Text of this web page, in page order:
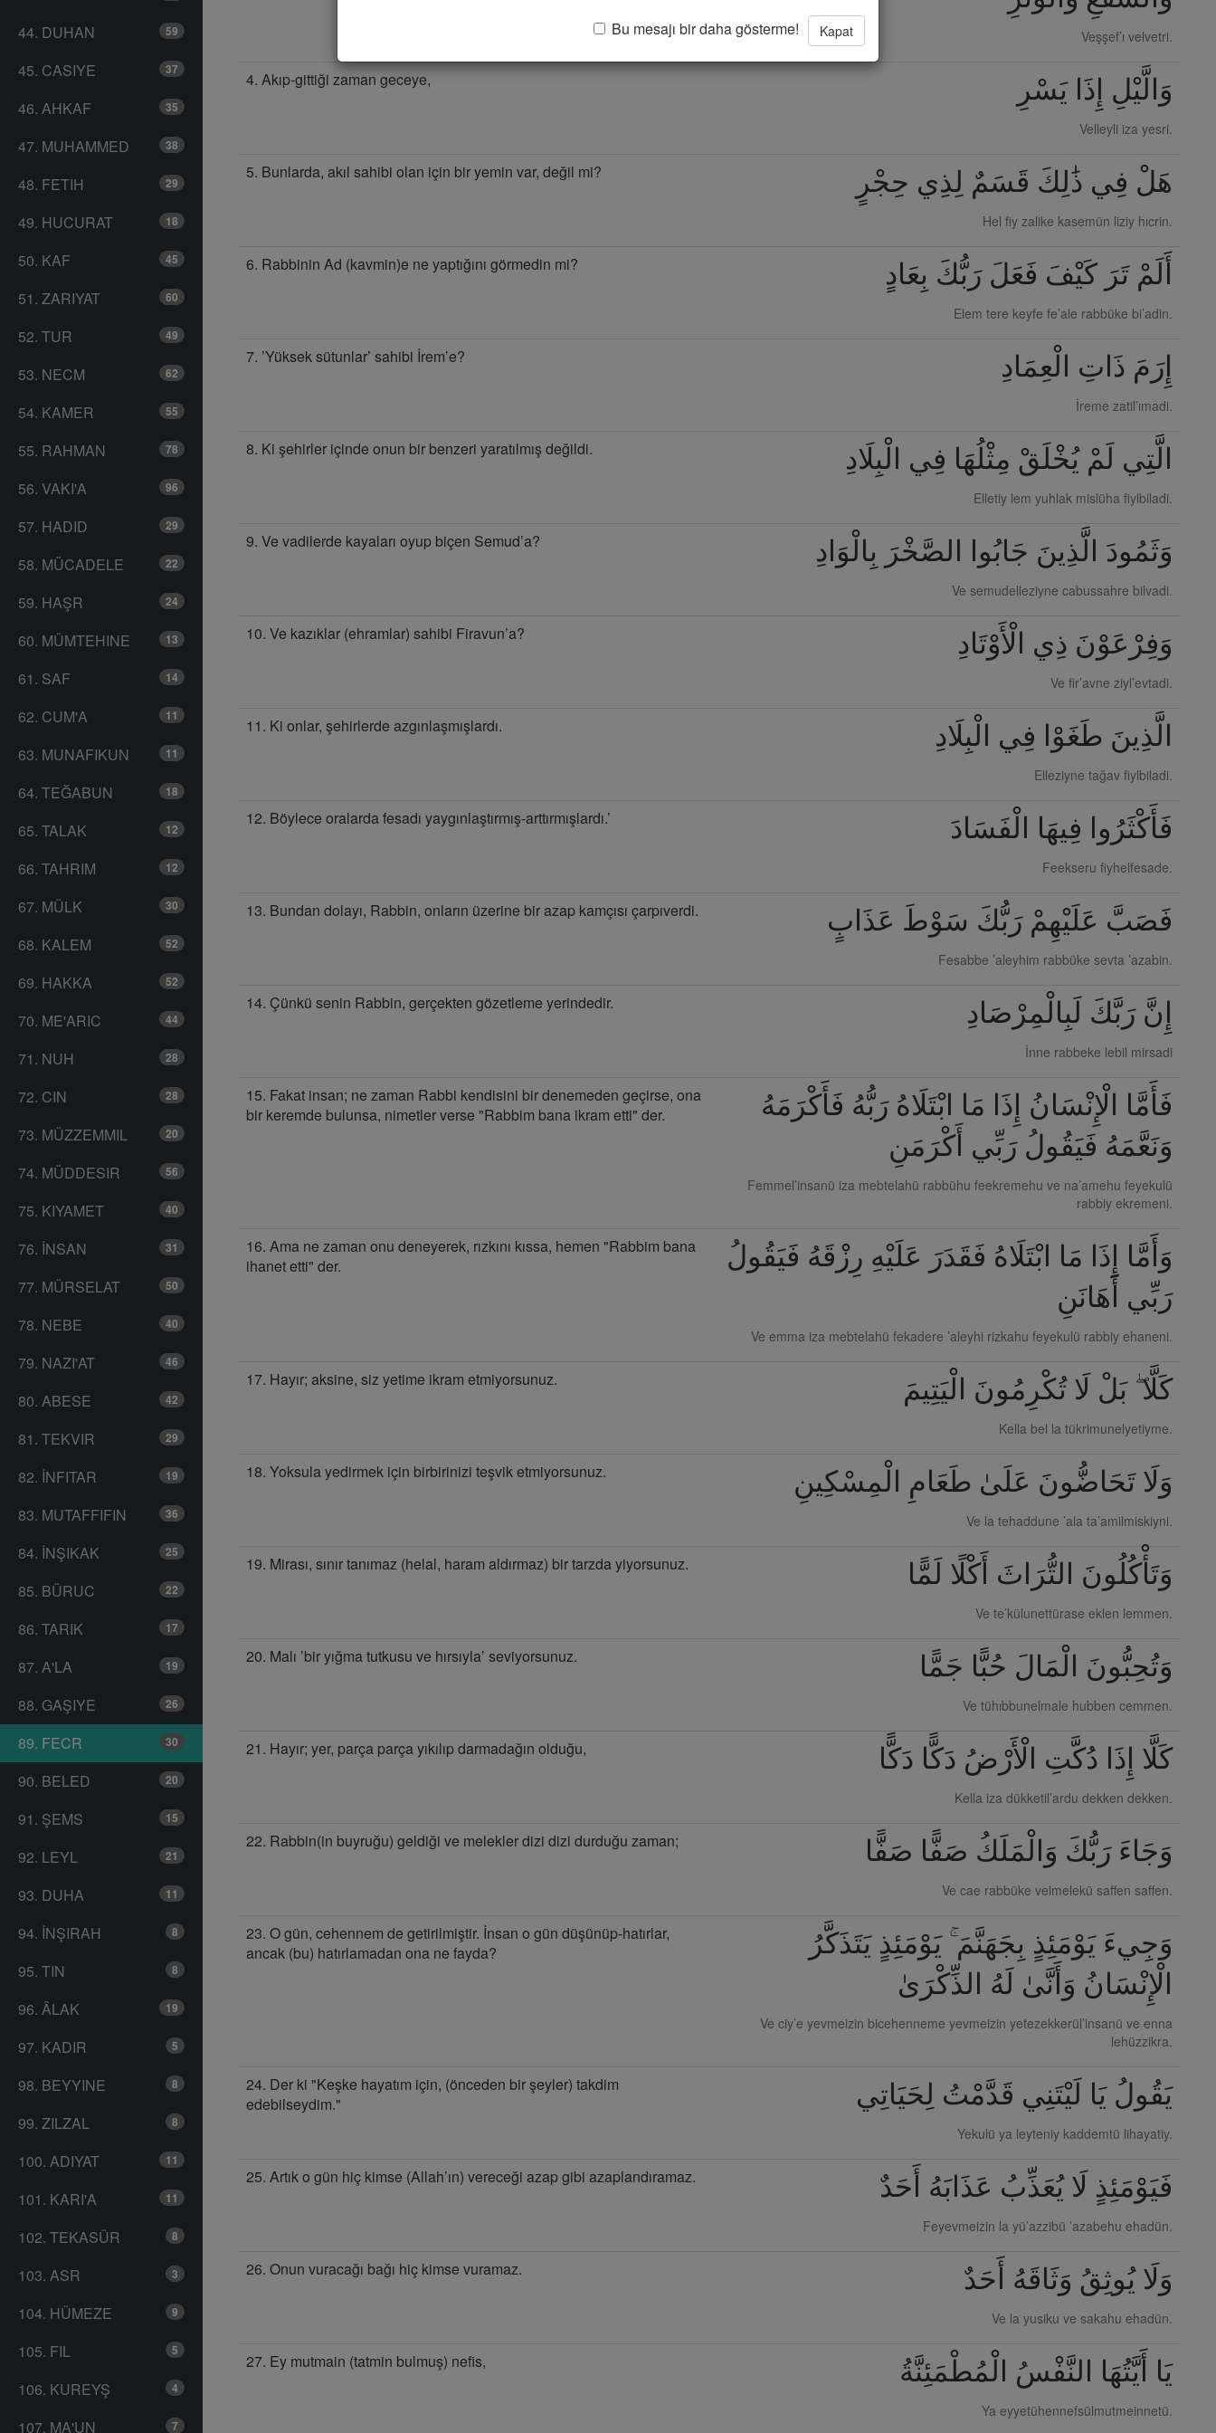
44. DUHAN 59
45. CASIYE 37
46. AHKAF 35
47. MUHAMMED 38
48. FETIH 29
49. HUCURAT 18
50. KAF 45
51. ZARIYAT 60
52. TUR 49
53. NECM 62
54. KAMER 55
55. RAHMAN 78
56. VAKI'A 96
57. HADID 29
58. MÜCADELE 22
59. HAŞR 24
60. MÜMTEHINE 13
61. SAF 14
62. CUM'A 11
63. MUNAFIKUN 11
64. TEĞABUN 18
65. TALAK 12
66. TAHRIM 12
67. MÜLK 30
68. KALEM 52
69. HAKKA 52
70. ME'ARIC 44
71. NUH 28
72. CIN 28
73. MÜZZEMMIL 20
74. MÜDDESIR 56
75. KIYAMET 40
76. İNSAN 31
77. MÜRSELAT 50
78. NEBE 40
79. NAZI'AT 46
80. ABESE 42
81. TEKVIR 29
82. İNFITAR 19
83. MUTAFFIFIN 36
84. İNŞIKAK 25
85. BÜRUC 22
86. TARIK 17
87. A'LA 19
88. GAŞIYE 26
89. FECR 30
90. BELED 20
91. ŞEMS 15
92. LEYL 21
93. DUHA 11
94. İNŞIRAH 8
95. TIN 8
96. ÂLAK 19
97. KADIR 5
98. BEYYINE 8
99. ZILZAL 8
100. ADIYAT 11
101. KARI'A 11
102. TEKASÜR 8
103. ASR 3
104. HÜMEZE 9
105. FIL 5
106. KUREYŞ 4
107. MA'UN 7
Veşşef’ı velvetri.
4. Akıp-gittiği zaman geceye, وَالَّيْلِ إِذَا يَسْرِ
Velleyli iza yesri.
5. Bunlarda, akıl sahibi olan için bir yemin var, değil mi? هَلْ فِي ذَٰلِكَ قَسَمٌ لِذِي حِجْرٍ
Hel fiy zalike kasemün liziy hıcrin.
6. Rabbinin Ad (kavmin)e ne yaptığını görmedin mi? أَلَمْ تَرَ كَيْفَ فَعَلَ رَبُّكَ بِعَادٍ
Elem tere keyfe fe’ale rabbüke bi’adin.
7. ’Yüksek sütunlar’ sahibi İrem’e? إِرَمَ ذَاتِ الْعِمَادِ
İreme zatil’ımadi.
8. Ki şehirler içinde onun bir benzeri yaratılmış değildi. الَّتِي لَمْ يُخْلَقْ مِثْلُهَا فِي الْبِلَادِ
Elletiy lem yuhlak mislüha fiylbiladi.
9. Ve vadilerde kayaları oyup biçen Semud’a? وَثَمُودَ الَّذِينَ جَابُوا الصَّخْرَ بِالْوَادِ
Ve semudelleziyne cabussahre bilvadi.
10. Ve kazıklar (ehramlar) sahibi Firavun’a? وَفِرْعَوْنَ ذِي الْأَوْتَادِ
Ve fir’avne ziyl’evtadi.
11. Ki onlar, şehirlerde azgınlaşmışlardı. الَّذِينَ طَغَوْا فِي الْبِلَادِ
Elleziyne tağav fiylbiladi.
12. Böylece oralarda fesadı yaygınlaştırmış-arttırmışlardı.’ فَأَكْثَرُوا فِيهَا الْفَسَادَ
Feekseru fiyhelfesade.
13. Bundan dolayı, Rabbin, onların üzerine bir azap kamçısı çarpıverdi. فَصَبَّ عَلَيْهِمْ رَبُّكَ سَوْطَ عَذَابٍ
Fesabbe ’aleyhim rabbüke sevta ’azabin.
14. Çünkü senin Rabbin, gerçekten gözetleme yerindedir. إِنَّ رَبَّكَ لَبِالْمِرْصَادِ
İnne rabbeke lebil mirsadi
15. Fakat insan; ne zaman Rabbi kendisini bir denemeden geçirse, ona
bir keremde bulunsa, nimetler verse "Rabbim bana ikram etti" der.
فَأَمَّا الْإِنْسَانُ إِذَا مَا ابْتَلَاهُ رَبُّهُ فَأَكْرَمَهُ
وَنَعَّمَهُ فَيَقُولُ رَبِّي أَكْرَمَنِ
Femmel’insanü iza mebtelahü rabbühu feekremehu ve na’amehu feyekulü
rabbiy ekremeni.
16. Ama ne zaman onu deneyerek, rızkını kıssa, hemen "Rabbim bana
ihanet etti" der.
وَأَمَّا إِذَا مَا ابْتَلَاهُ فَقَدَرَ عَلَيْهِ رِزْقَهُ فَيَقُولُ
رَبِّي أَهَانَنِ
Ve emma iza mebtelahü fekadere ’aleyhi rizkahu feyekulü rabbiy ehaneni.
17. Hayır; aksine, siz yetime ikram etmiyorsunuz. كَلَّا ۖ بَلْ لَا تُكْرِمُونَ الْيَتِيمَ
Kella bel la tükrimunelyetiyme.
18. Yoksula yedirmek için birbirinizi teşvik etmiyorsunuz. وَلَا تَحَاضُّونَ عَلَىٰ طَعَامِ الْمِسْكِينِ
Ve la tehaddune ’ala ta’amilmiskiyni.
19. Mirası, sınır tanımaz (helal, haram aldırmaz) bir tarzda yiyorsunuz. وَتَأْكُلُونَ التُّرَاثَ أَكْلًا لَمًّا
Ve te’külunettürase eklen lemmen.
20. Malı ’bir yığma tutkusu ve hırsıyla’ seviyorsunuz. وَتُحِبُّونَ الْمَالَ حُبًّا جَمًّا
Ve tühıbbunelmale hubben cemmen.
21. Hayır; yer, parça parça yıkılıp darmadağın olduğu, كَلَّا إِذَا دُكَّتِ الْأَرْضُ دَكًّا دَكًّا
Kella iza dükketil’ardu dekken dekken.
22. Rabbin(in buyruğu) geldiği ve melekler dizi dizi durduğu zaman; وَجَاءَ رَبُّكَ وَالْمَلَكُ صَفًّا صَفًّا
Ve cae rabbüke velmelekü saffen saffen.
23. O gün, cehennem de getirilmiştir. İnsan o gün düşünüp-hatırlar,
ancak (bu) hatırlamadan ona ne fayda?
وَجِيءَ يَوْمَئِذٍ بِجَهَنَّمَ ۚ يَوْمَئِذٍ يَتَذَكَّرُ
الْإِنْسَانُ وَأَنَّىٰ لَهُ الذِّكْرَىٰ
Ve ciy’e yevmeizin bicehenneme yevmeizin yetezekkerül’insanü ve enna
lehüzzikra.
24. Der ki "Keşke hayatım için, (önceden bir şeyler) takdim
edebilseydim."
يَقُولُ يَا لَيْتَنِي قَدَّمْتُ لِحَيَاتِي
Yekulü ya leyteniy kaddemtü lihayatiy.
25. Artık o gün hiç kimse (Allah’ın) vereceği azap gibi azaplandıramaz. فَيَوْمَئِذٍ لَا يُعَذِّبُ عَذَابَهُ أَحَدٌ
Feyevmeizin la yü’azzibü ’azabehu ehadün.
26. Onun vuracağı bağı hiç kimse vuramaz. وَلَا يُوثِقُ وَثَاقَهُ أَحَدٌ
Ve la yusiku ve sakahu ehadün.
27. Ey mutmain (tatmin bulmuş) nefis, يَا أَيَّتُهَا النَّفْسُ الْمُطْمَئِنَّةُ
Ya eyyetühennefsülmutmeinnetü.
Bu mesajı bir daha gösterme! Kapat